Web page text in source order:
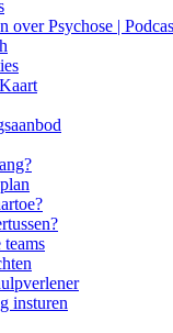
over Psychose |
insturen